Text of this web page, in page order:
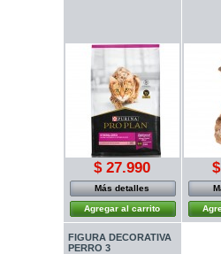
$ 27.990
Más detalles
Agregar al carrito
FIGURA DECORATIVA
PERRO 3